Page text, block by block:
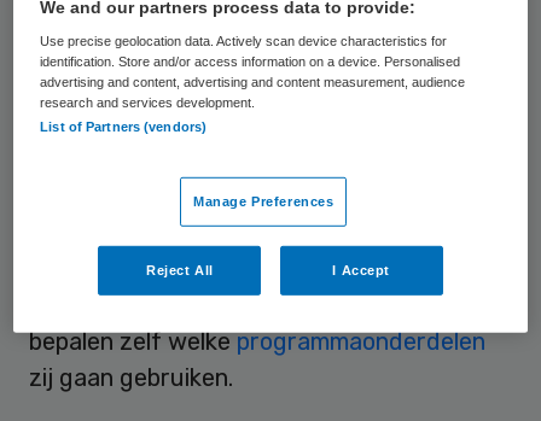
Minder administratie
De Amsterdamse Huisartsenalliantie (AHa)
huisartsenpraktijken en netwerkpartners
concrete oplossingsrichtingen om de zorg
voor Amsterdammers met chronische
aandoeningen te verbeteren. Praktijken
bepalen zelf welkeprogrammaonderdelen
zij gaan gebruiken.
We and our partners process data to provide:
Use precise geolocation data. Actively scan device characteristics for
identification. Store and/or access information on a device. Personalised
advertising and content, advertising and content measurement, audience
research and services development.
List of Partners (vendors)
Manage Preferences
Reject All I Accept